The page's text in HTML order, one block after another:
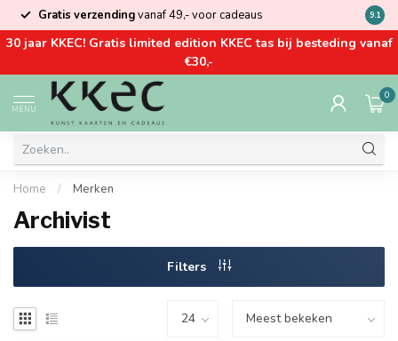
Gratis verzendingvanaf 49,- voor cadeaus Kom
9.1
30 jaar KKEC! Gratis limited edition KKEC tas bij besteding vanaf
€30,-
MENU
0
Home / Merken
Archivist
Filters